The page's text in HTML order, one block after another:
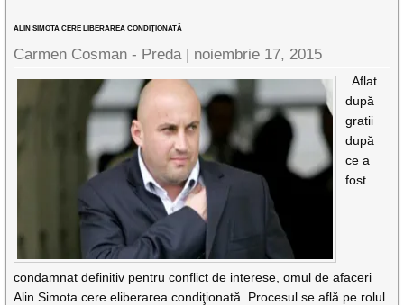
ALIN SIMOTA CERE LIBERAREA CONDIŢIONATĂ
Carmen Cosman - Preda | noiembrie 17, 2015
Aflat
după
gratii
după
ce a
fost
condamnat definitiv pentru conflict de interese, omul de afaceri
Alin Simota cere eliberarea condiţionată. Procesul se află pe rolul